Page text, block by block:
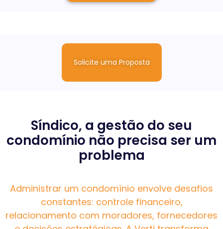
Solicite uma Proposta
Síndico, a gestão do seu
condomínio não precisa ser um
problema
Administrar um condomínio envolve desafios
constantes: controle financeiro,
relacionamento com moradores, fornecedores